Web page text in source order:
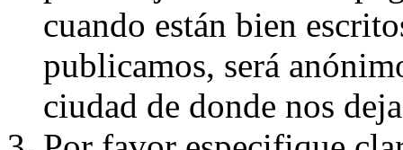
cuando están bien
publicamos, será
ciudad de donde nos